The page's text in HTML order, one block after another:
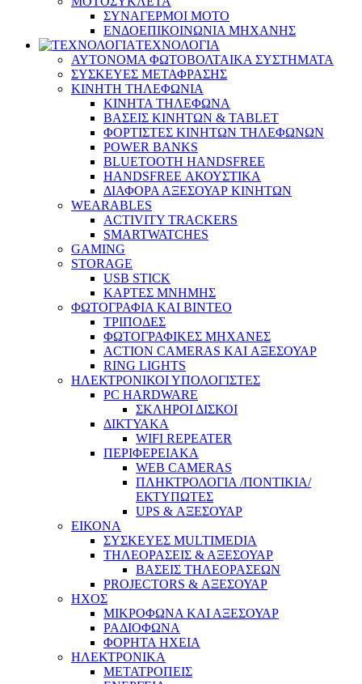
ΣΥΝΑΓΕΡΜΟΙ ΜΟΤΟ
ΕΝΔΟΕΠΙΚΟΙΝΩΝΙΑ ΜΗΧΑΝΗΣ
ΤΕΧΝΟΛΟΓΙΑ
ΑΥΤΟΝΟΜΑ ΦΩΤΟΒΟΛΤΑΙΚΑ ΣΥΣΤΗΜΑΤΑ
ΣΥΣΚΕΥΕΣ ΜΕΤΑΦΡΑΣΗΣ
ΚΙΝΗΤΗ ΤΗΛΕΦΩΝΙΑ
ΚΙΝΗΤΑ ΤΗΛΕΦΩΝΑ
ΒΑΣΕΙΣ ΚΙΝΗΤΩΝ & TABLET
ΦΟΡΤΙΣΤΕΣ ΚΙΝΗΤΩΝ ΤΗΛΕΦΩΝΩΝ
POWER BANKS
BLUETOOTH HANDSFREE
HANDSFREE ΑΚΟΥΣΤΙΚΑ
ΔΙΑΦΟΡΑ ΑΞΕΣΟΥΑΡ ΚΙΝΗΤΩΝ
WEARABLES
ACTIVITY TRACKERS
SMARTWATCHES
GAMING
STORAGE
USB STICK
ΚΑΡΤΕΣ ΜΝΗΜΗΣ
ΦΩΤΟΓΡΑΦΙΑ ΚΑΙ ΒΙΝΤΕΟ
ΤΡΙΠΟΔΕΣ
ΦΩΤΟΓΡΑΦΙΚΕΣ ΜΗΧΑΝΕΣ
ACTION CAMERAS KAI ΑΞΕΣΟΥΑΡ
RING LIGHTS
ΗΛΕΚΤΡΟΝΙΚΟΙ ΥΠΟΛΟΓΙΣΤΕΣ
PC HARDWARE
ΣΚΛΗΡΟΙ ΔΙΣΚΟΙ
ΔΙΚΤΥΑΚΑ
WIFI REPEATER
ΠΕΡΙΦΕΡΕΙΑΚΑ
WEB CAMERAS
ΠΛΗΚΤΡΟΛΟΓΙΑ /ΠΟΝΤΙΚΙΑ/
ΕΚΤΥΠΩΤΕΣ
UPS & ΑΞΕΣΟΥΑΡ
ΕΙΚΟΝΑ
ΣΥΣΚΕΥΕΣ MULTIMEDIA
ΤΗΛΕΟΡΑΣΕΙΣ & ΑΞΕΣΟΥΑΡ
ΒΑΣΕΙΣ ΤΗΛΕΟΡΑΣΕΩΝ
PROJECTORS & ΑΞΕΣΟΥΑΡ
ΗΧΟΣ
ΜΙΚΡΟΦΩΝΑ ΚΑΙ ΑΞΕΣΟΥΑΡ
ΡΑΔΙΟΦΩΝΑ
ΦΟΡΗΤΑ ΗΧΕΙΑ
ΗΛΕΚΤΡΟΝΙΚΑ
ΜΕΤΑΤΡΟΠΕΙΣ